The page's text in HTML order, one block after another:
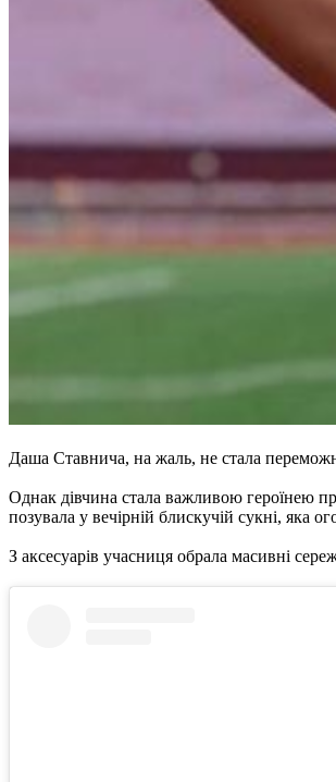
Даша Ставнича, на жаль, не стала
Однак дівчина стала важливою героїнею
позувала у вечірній блискучій сукні, яка
З аксесуарів учасниця обрала масивні